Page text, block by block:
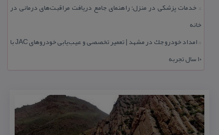
:: خدمات پزشكی در منزل؛ راهنمای جامع دریافت مراقبت‌های درمانی در
خانه
::
امداد خودرو جك در مشهد | تعمیر تخصصی و عیب‌یابی خودروهای JAC با
۱۰ سال تجربه